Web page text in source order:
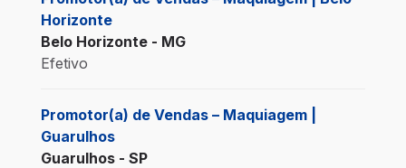
Horizonte
Belo Horizonte - MG
Efetivo
Promotor(a) de Vendas – Maquiagem |
Guarulhos
Guarulhos - SP